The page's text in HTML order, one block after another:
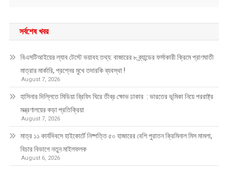
সর্বশেষ খবর
বিএসটিআইয়ের ল্যাব টেস্টে ভয়াবহ তথ্য: বাজারের ৮ ব্র্যান্ডের ফর্সাকারী ক্রিমে প্রাণঘাতী
মাত্রার মার্কারি, প্রশ্নের মুখে তদারকি ব্যবস্থা !
August 7, 2026
হাসিনার দিল্লিতে মিডিয়া ব্রিফিং ঘিরে তীব্র ক্ষোভ ঢাকার : ভারতের ভূমিকা নিয়ে পররাষ্ট্র
মন্ত্রণালয়ের কড়া প্রতিক্রিয়া
August 7, 2026
মাত্র ১১ কার্যদিবসে হাইকোর্টে নিষ্পত্তি ৫০ হাজারের বেশি পুরাতন ক্রিমিনাল মিস মামলা,
বিচার বিভাগে নতুন মাইলফলক
August 6, 2026